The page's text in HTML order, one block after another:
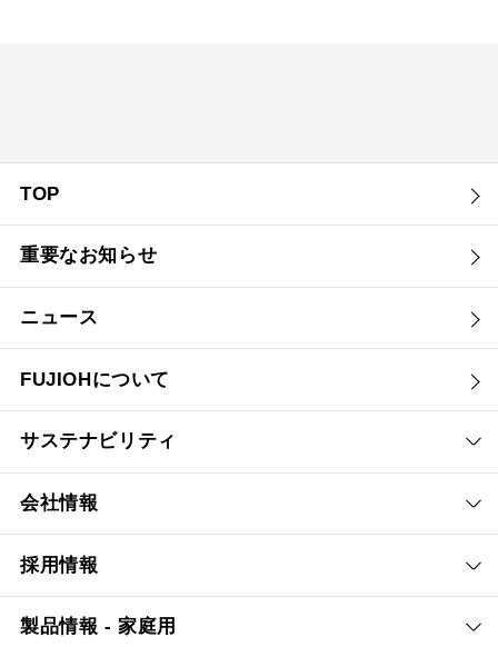
¥15,290（税抜価格 ￥
YMKP63-350 BK ¥7,810（税抜価格 ￥
YMKP63-350 W ¥7,810（税抜価格 ￥
YMKP63-350 SI ¥9,570（税抜価格 ￥
YMKP63-350 SJ ¥14,850（税抜価格 ￥
YMKP63-375 BK
YMKP63-375 SI ¥9,900（税抜価格 ￥
TOP
重要なお知らせ
ニュース
FUJIOHについて
サステナビリティ
会社情報
採用情報
製品情報 - 家庭用